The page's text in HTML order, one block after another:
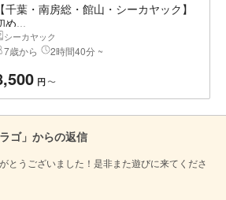
【千葉・南房総・館山・シーカヤック】
め...
シーカヤック
7歳から 2時間40分 ~
円 〜
ゴ」からの返信
とうございました！是非また遊びに来てくださ